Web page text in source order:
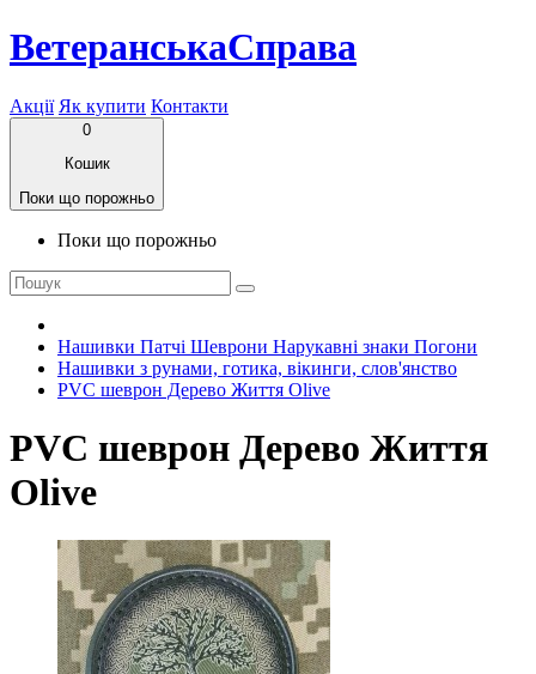
ВетеранськаСправа
Акції Як купити Контакти
0
Кошик
Поки що порожньо
Поки що порожньо
Нашивки Патчі Шеврони Нарукавні знаки Погони
Нашивки з рунами, готика, вікинги, слов'янство
PVC шеврон Дерево Життя Olive
PVC шеврон Дерево Життя
Olive